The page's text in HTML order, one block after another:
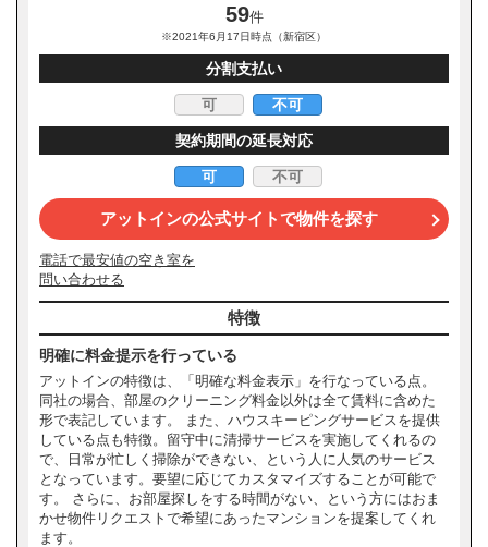
59件
※2021年6月17日時点（新宿区）
分割支払い
可 不可
契約期間の延長対応
可 不可
アットインの公式サイトで物件を探す
電話で最安値の空き室を
問い合わせる
特徴
明確に料金提示を行っている
アットインの特徴は、「明確な料金表示」を行なっている点。
同社の場合、部屋のクリーニング料金以外は全て賃料に含めた
形で表記しています。 また、ハウスキーピングサービスを提供
している点も特徴。留守中に清掃サービスを実施してくれるの
で、日常が忙しく掃除ができない、という人に人気のサービス
となっています。要望に応じてカスタマイズすることが可能で
す。 さらに、お部屋探しをする時間がない、という方にはおま
かせ物件リクエストで希望にあったマンションを提案してくれ
ます。